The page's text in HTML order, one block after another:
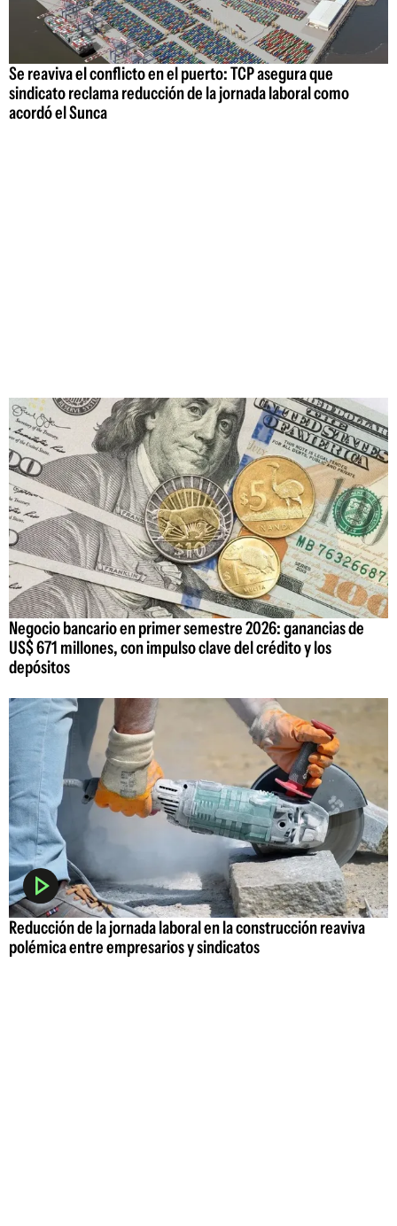
Se reaviva el conflicto en el puerto: TCP asegura que
sindicato reclama reducción de la jornada laboral como
acordó el Sunca
Negocio bancario en primer semestre 2026: ganancias de
US$ 671 millones, con impulso clave del crédito y los
depósitos
Reducción de la jornada laboral en la construcción reaviva
polémica entre empresarios y sindicatos